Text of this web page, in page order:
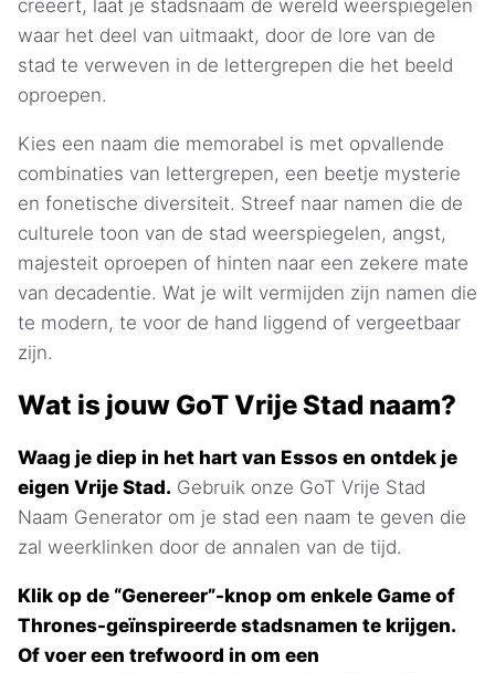
creëert, laat je stadsnaam de wereld weerspiegelen
waar het deel van uitmaakt, door de lore van de
stad te verweven in de lettergrepen die het beeld
oproepen.
Kies een naam die memorabel is met opvallende
combinaties van lettergrepen, een beetje mysterie
en fonetische diversiteit. Streef naar namen die de
culturele toon van de stad weerspiegelen, angst,
majesteit oproepen of hinten naar een zekere mate
van decadentie. Wat je wilt vermijden zijn namen die
te modern, te voor de hand liggend of vergeetbaar
zijn.
Wat is jouw GoT Vrije Stad naam?
Waag je diep in het hart van Essos en ontdek je
eigen Vrije Stad. Gebruik onze GoT Vrije Stad
Naam Generator om je stad een naam te geven die
zal weerklinken door de annalen van de tijd.
Klik op de “Genereer”-knop om enkele Game of
Thrones-geïnspireerde stadsnamen te krijgen.
Of voer een trefwoord in om een